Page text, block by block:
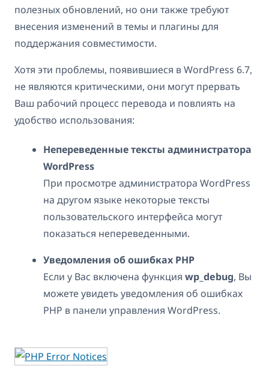
полезных обновлений, но они также требуют
внесения изменений в темы и плагины для
поддержания совместимости.
Хотя эти проблемы, появившиеся в WordPress 6.7,
не являются критическими, они могут прервать
Ваш рабочий процесс перевода и повлиять на
удобство использования:
Непереведенные тексты администратора
WordPress
При просмотре администратора WordPress
на другом языке некоторые тексты
пользовательского интерфейса могут
показаться непереведенными.
Уведомления об ошибках PHP
Если у Вас включена функция wp_debug, Вы
можете увидеть уведомления об ошибках
PHP в панели управления WordPress.